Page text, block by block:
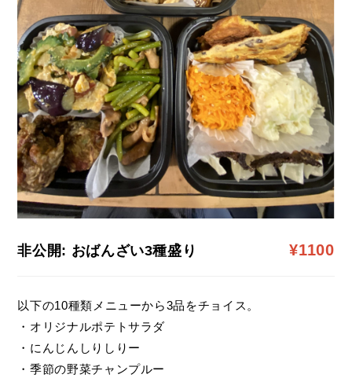
非公開: おばんざい3種盛り ¥1100
以下の10種類メニューから3品をチョイス。
・オリジナルポテトサラダ
・にんじんしりしりー
・季節の野菜チャンプルー